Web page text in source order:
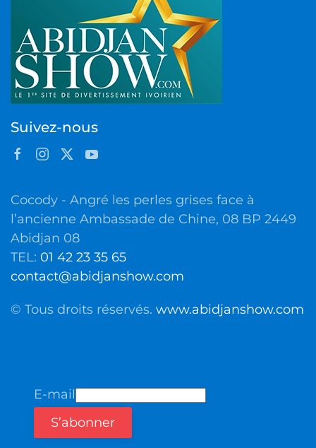
Suivez-nous
Cocody - Angré les perles grises face à
l’ancienne Ambassade de Chine, 08 BP 2449
Abidjan 08
TEL: 01 42 23 35 65
contact@abidjanshow.com
© Tous droits réservés. www.abidjanshow.com
E-mail
S’abonner